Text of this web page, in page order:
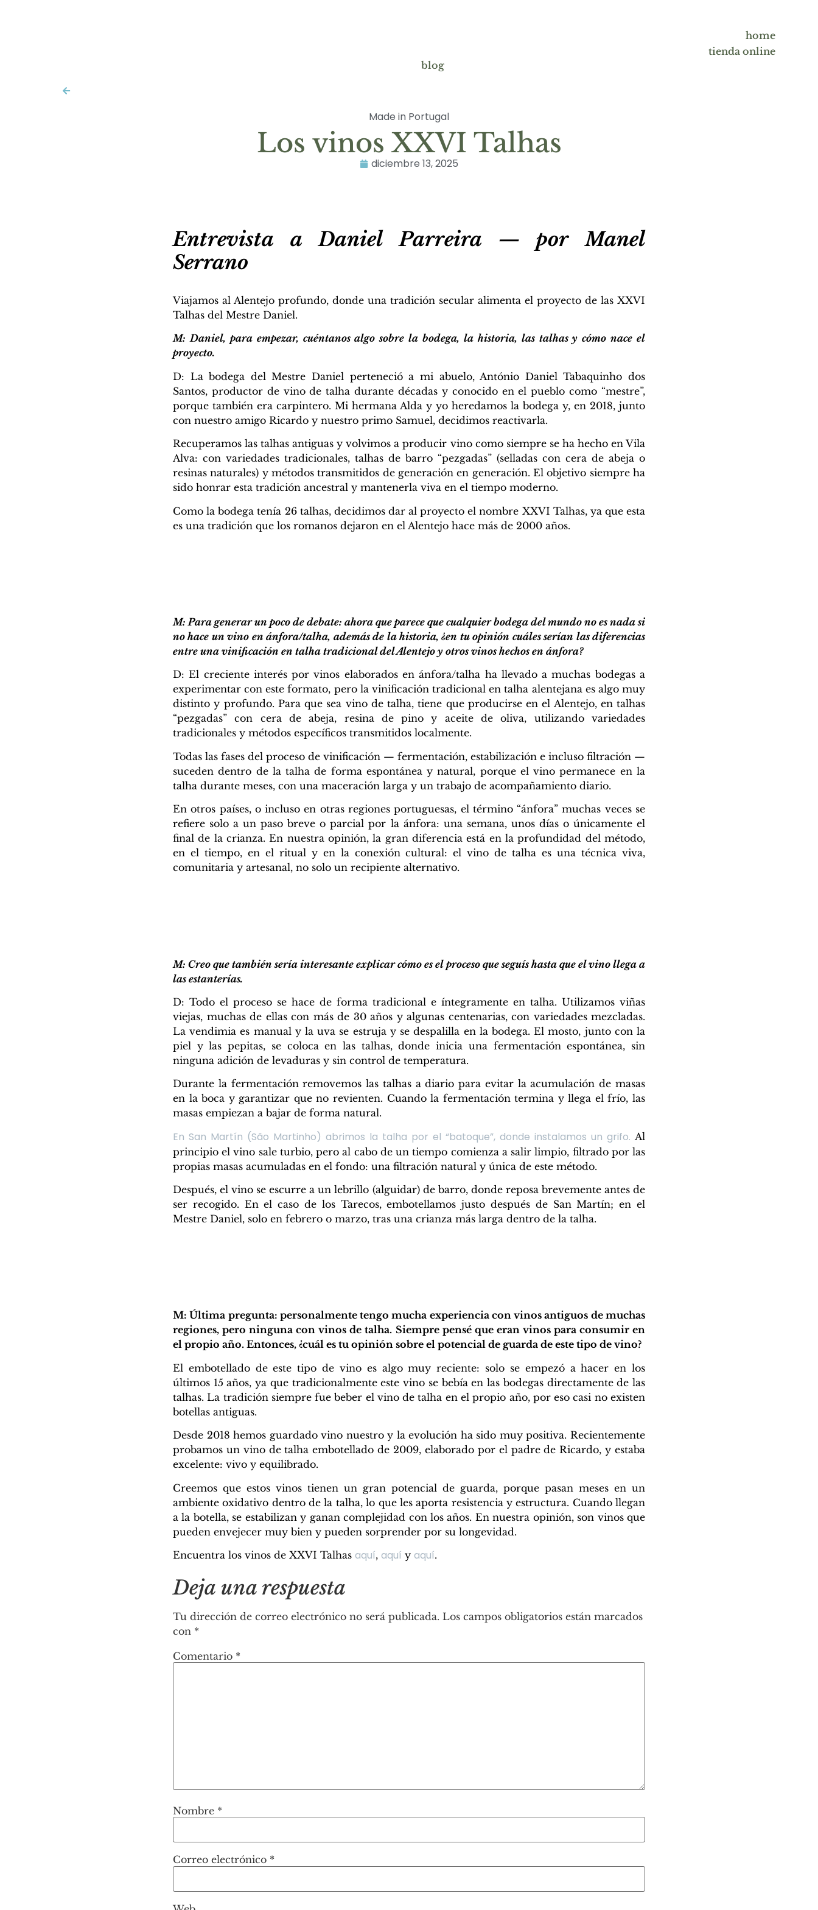
home
tienda online
blog
Made in Portugal
Los vinos XXVI Talhas
diciembre 13, 2025
Entrevista a Daniel Parreira — por Manel
Serrano
Viajamos al Alentejo profundo, donde una tradición secular alimenta el proyecto de las XXVI
Talhas del Mestre Daniel.
M: Daniel, para empezar, cuéntanos algo sobre la bodega, la historia, las talhas y cómo nace el
proyecto.
D: La bodega del Mestre Daniel perteneció a mi abuelo, António Daniel Tabaquinho dos
Santos, productor de vino de talha durante décadas y conocido en el pueblo como “mestre”,
porque también era carpintero. Mi hermana Alda y yo heredamos la bodega y, en 2018, junto
con nuestro amigo Ricardo y nuestro primo Samuel, decidimos reactivarla.
Recuperamos las talhas antiguas y volvimos a producir vino como siempre se ha hecho en Vila
Alva: con variedades tradicionales, talhas de barro “pezgadas” (selladas con cera de abeja o
resinas naturales) y métodos transmitidos de generación en generación. El objetivo siempre ha
sido honrar esta tradición ancestral y mantenerla viva en el tiempo moderno.
Como la bodega tenía 26 talhas, decidimos dar al proyecto el nombre XXVI Talhas, ya que esta
es una tradición que los romanos dejaron en el Alentejo hace más de 2000 años.
M: Para generar un poco de debate: ahora que parece que cualquier bodega del mundo no es nada si
no hace un vino en ánfora/talha, además de la historia, ¿en tu opinión cuáles serían las diferencias
entre una vinificación en talha tradicional del Alentejo y otros vinos hechos en ánfora?
D: El creciente interés por vinos elaborados en ánfora/talha ha llevado a muchas bodegas a
experimentar con este formato, pero la vinificación tradicional en talha alentejana es algo muy
distinto y profundo. Para que sea vino de talha, tiene que producirse en el Alentejo, en talhas
“pezgadas” con cera de abeja, resina de pino y aceite de oliva, utilizando variedades
tradicionales y métodos específicos transmitidos localmente.
Todas las fases del proceso de vinificación — fermentación, estabilización e incluso filtración —
suceden dentro de la talha de forma espontánea y natural, porque el vino permanece en la
talha durante meses, con una maceración larga y un trabajo de acompañamiento diario.
En otros países, o incluso en otras regiones portuguesas, el término “ánfora” muchas veces se
refiere solo a un paso breve o parcial por la ánfora: una semana, unos días o únicamente el
final de la crianza. En nuestra opinión, la gran diferencia está en la profundidad del método,
en el tiempo, en el ritual y en la conexión cultural: el vino de talha es una técnica viva,
comunitaria y artesanal, no solo un recipiente alternativo.
M: Creo que también sería interesante explicar cómo es el proceso que seguís hasta que el vino llega a
las estanterías.
D: Todo el proceso se hace de forma tradicional e íntegramente en talha. Utilizamos viñas
viejas, muchas de ellas con más de 30 años y algunas centenarias, con variedades mezcladas.
La vendimia es manual y la uva se estruja y se despalilla en la bodega. El mosto, junto con la
piel y las pepitas, se coloca en las talhas, donde inicia una fermentación espontánea, sin
ninguna adición de levaduras y sin control de temperatura.
Durante la fermentación removemos las talhas a diario para evitar la acumulación de masas
en la boca y garantizar que no revienten. Cuando la fermentación termina y llega el frío, las
masas empiezan a bajar de forma natural.
En San Martín (São Martinho) abrimos la talha por el “batoque”, donde instalamos un grifo. Al
principio el vino sale turbio, pero al cabo de un tiempo comienza a salir limpio, filtrado por las
propias masas acumuladas en el fondo: una filtración natural y única de este método.
Después, el vino se escurre a un lebrillo (alguidar) de barro, donde reposa brevemente antes de
ser recogido. En el caso de los Tarecos, embotellamos justo después de San Martín; en el
Mestre Daniel, solo en febrero o marzo, tras una crianza más larga dentro de la talha.
M: Última pregunta: personalmente tengo mucha experiencia con vinos antiguos de muchas
regiones, pero ninguna con vinos de talha. Siempre pensé que eran vinos para consumir en
el propio año. Entonces, ¿cuál es tu opinión sobre el potencial de guarda de este tipo de vino?
El embotellado de este tipo de vino es algo muy reciente: solo se empezó a hacer en los
últimos 15 años, ya que tradicionalmente este vino se bebía en las bodegas directamente de las
talhas. La tradición siempre fue beber el vino de talha en el propio año, por eso casi no existen
botellas antiguas.
Desde 2018 hemos guardado vino nuestro y la evolución ha sido muy positiva. Recientemente
probamos un vino de talha embotellado de 2009, elaborado por el padre de Ricardo, y estaba
excelente: vivo y equilibrado.
Creemos que estos vinos tienen un gran potencial de guarda, porque pasan meses en un
ambiente oxidativo dentro de la talha, lo que les aporta resistencia y estructura. Cuando llegan
a la botella, se estabilizan y ganan complejidad con los años. En nuestra opinión, son vinos que
pueden envejecer muy bien y pueden sorprender por su longevidad.
Encuentra los vinos de XXVI Talhas Ver producto producto
aquí, Ver producto producto
aquí y Ver producto producto
aquí.
Deja una respuesta
Tu dirección de correo electrónico no será publicada. Los campos obligatorios están marcados
con *
Comentario *
Nombre *
Correo electrónico *